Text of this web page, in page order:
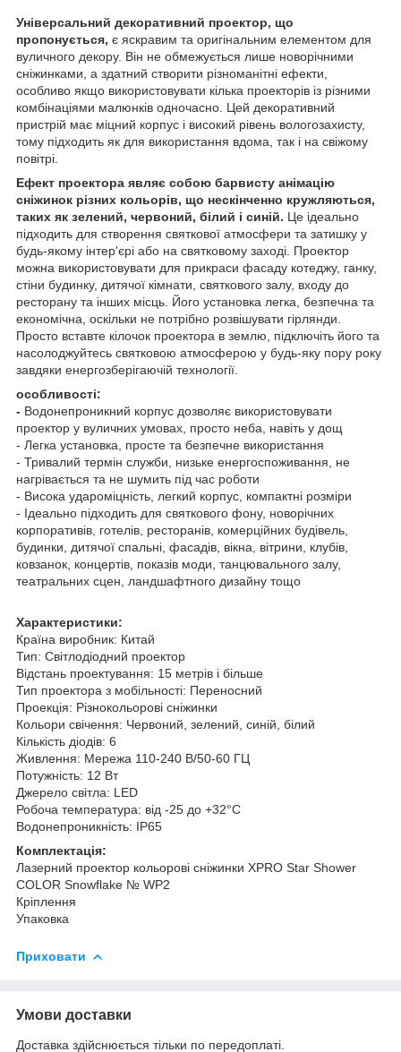
Універсальний декоративний проектор, що
пропонується, є яскравим та оригінальним елементом для
вуличного декору. Він не обмежується лише новорічними
сніжинками, а здатний створити різноманітні ефекти,
особливо якщо використовувати кілька проекторів із різними
комбінаціями малюнків одночасно. Цей декоративний
пристрій має міцний корпус і високий рівень вологозахисту,
тому підходить як для використання вдома, так і на свіжому
повітрі.
Ефект проектора являє собою барвисту анімацію
сніжинок різних кольорів, що нескінченно кружляються,
таких як зелений, червоний, білий і синій. Це ідеально
підходить для створення святкової атмосфери та затишку у
будь-якому інтер'єрі або на святковому заході. Проектор
можна використовувати для прикраси фасаду котеджу, ганку,
стіни будинку, дитячої кімнати, святкового залу, входу до
ресторану та інших місць. Його установка легка, безпечна та
економічна, оскільки не потрібно розвішувати гірлянди.
Просто вставте кілочок проектора в землю, підключіть його та
насолоджуйтесь святковою атмосферою у будь-яку пору року
завдяки енергозберігаючій технології.
особливості:
- Водонепроникний корпус дозволяє використовувати
проектор у вуличних умовах, просто неба, навіть у дощ
- Легка установка, просте та безпечне використання
- Тривалий термін служби, низьке енергоспоживання, не
нагрівається та не шумить під час роботи
- Висока удароміцність, легкий корпус, компактні розміри
- Ідеально підходить для святкового фону, новорічних
корпоративів, готелів, ресторанів, комерційних будівель,
будинки, дитячої спальні, фасадів, вікна, вітрини, клубів,
ковзанок, концертів, показів моди, танцювального залу,
театральних сцен, ландшафтного дизайну тощо
Характеристики:
Країна виробник: Китай
Тип: Світлодіодний проектор
Відстань проектування: 15 метрів і більше
Тип проектора з мобільності: Переносний
Проекція: Різнокольорові сніжинки
Кольори свічення: Червоний, зелений, синій, білий
Кількість діодів: 6
Живлення: Мережа 110-240 В/50-60 ГЦ
Потужність: 12 Вт
Джерело світла: LED
Робоча температура: від -25 до +32°C
Водонепроникність: IP65
Комплектація:
Лазерний проектор кольорові сніжинки XPRO Star Shower
COLOR Snowflake № WP2
Кріплення
Упаковка
Приховати
Умови доставки
Доставка здійснюється тільки по передоплаті.